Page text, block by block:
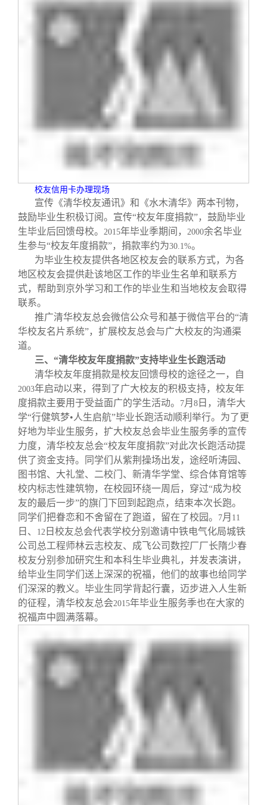
校友信用卡办理现场
宣传《清华校友通讯》和《水木清华》两本刊物，
鼓励毕业生积极订阅。宣传“校友年度捐款”，鼓励毕业
生毕业后回馈母校。 2015年毕业季期间， 2000余名毕业
生参与“校友年度捐款”，捐款率约为30.1%。
为毕业生校友提供各地区校友会的联系方式，为各
地区校友会提供赴该地区工作的毕业生名单和联系方
式，帮助到京外学习和工作的毕业生和当地校友会取得
联系。
推广清华校友总会微信公众号和基于微信平台的“清
华校友名片系统”，扩展校友总会与广大校友的沟通渠
道。
三、“清华校友年度捐款”支持毕业生长跑活动
清华校友年度捐款是校友回馈母校的途径之一，自
2003年启动以来，得到了广大校友的积极支持，校友年
度捐款主要用于受益面广的学生活动。
7月 8 日，清华大
学“行健筑梦•人生启航”毕业长跑活动顺利举行。为了更
好地为毕业生服务，扩大校友总会毕业生服务季的宣传
力度，清华校友总会“校友年度捐款”对此次长跑活动提
供了资金支持。同学们从紫荆操场出发，途经听涛园、
图书馆、大礼堂、二校门、新清华学堂、综合体育馆等
校内标志性建筑物，在校园环绕一周后，穿过“成为校
友的最后一步”的旗门下回到起跑点，结束本次长跑。
同学们把眷恋和不舍留在了跑道，留在了校园。
7月 11
日、 12 日校友总会代表学校分别邀请中铁电气化局城铁
公司总工程师林云志校友、成飞公司数控厂厂长隋少春
校友分别参加研究生和本科生毕业典礼，并发表演讲，
给毕业生同学们送上深深的祝福，他们的故事也给同学
们深深的教义。毕业生同学背起行囊，迈步进入人生新
的征程，清华校友总会2015年毕业生服务季也在大家的
祝福声中圆满落幕。